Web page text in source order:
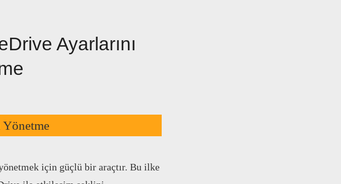
Ayarlarını
Yönetme
için güçlü bir araçtır. Bu ilke